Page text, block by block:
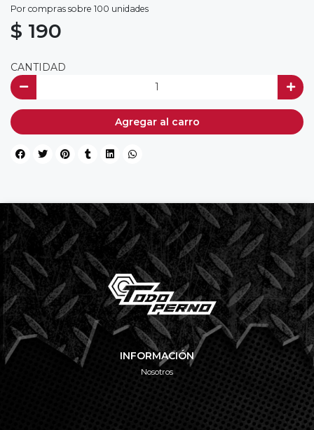
Por compras sobre 100 unidades
$ 190
CANTIDAD
Agregar al carro
INFORMACIÓN
Nosotros